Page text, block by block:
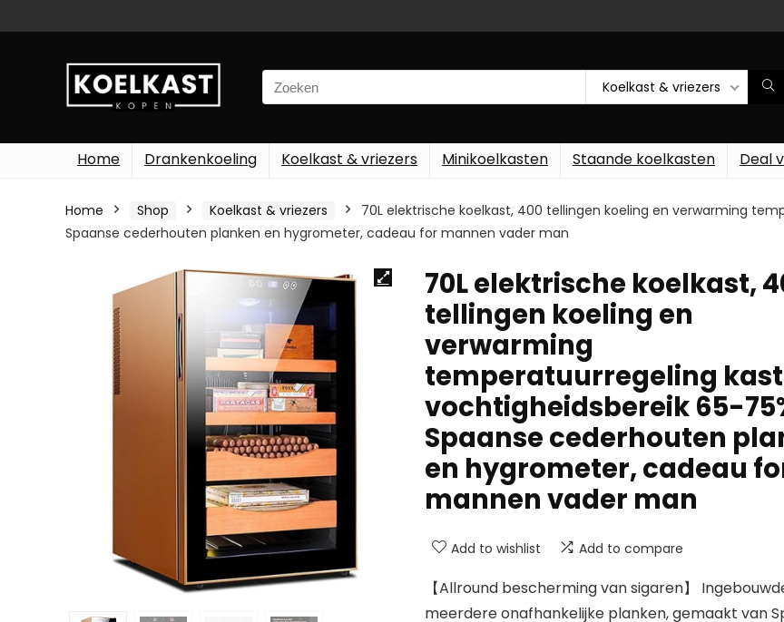
Search
for:
Koelkast & vriezers
Home Drankenkoeling Koelkast & vriezers Minikoelkasten Staande koelkasten Deal
Home Shop Koelkast & vriezers
70L elektrische koelkast, 400 tellingen koeling en verwarming
Spaanse cederhouten planken en hygrometer, cadeau for mannen vader man
70L elektrische koelkast,
tellingen koeling en
verwarming
temperatuurregeling kast
vochtigheidsbereik 65-
Spaanse cederhouten
en hygrometer, cadeau
mannen vader man
Add to wishlist Add to compare
【Allround bescherming van sigaren】
meerdere onafhankelijke planken, gemaakt van